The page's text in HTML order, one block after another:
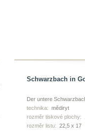
Schwarzbach in
Der untere
technika: mědiryt
rozměr tiskové plochy:
rozměr listu: 22,5 x 17